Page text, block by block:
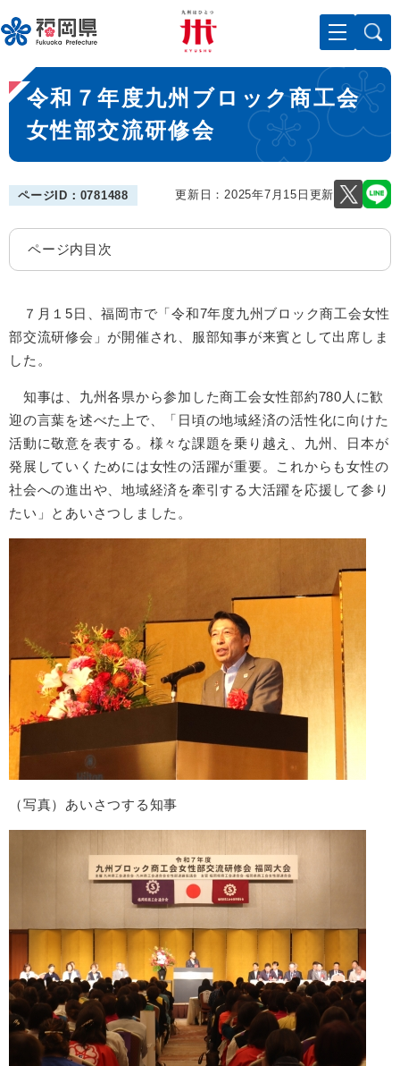
ー
ジ
先
頭
。
メニューを飛ばして本文へ
本
文
令和７年度九州ブロック商工会
女性部交流研修会
ページID：0781488 更新日：2025年7月15日更新
ページ内目次
７月１5日、福岡市で「令和7年度九州ブロック商工会女性
部交流研修会」が開催され、服部知事が来賓として出席しま
した。
知事は、九州各県から参加した商工会女性部約780人に歓
迎の言葉を述べた上で、「日頃の地域経済の活性化に向けた
活動に敬意を表する。様々な課題を乗り越え、九州、日本が
発展していくためには女性の活躍が重要。これからも女性の
社会への進出や、地域経済を牽引する大活躍を応援して参り
たい」とあいさつしました。
（写真）あいさつする知事